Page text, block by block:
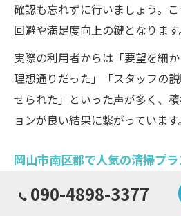
確認も忘れずに行いましょう。
回避や満足度向上の鍵となります
実際の利用者からは「要望を細
理想通りだった」「スタッフの
せられた」といった声が多く、
ョンが良い結果に繋がっています。
岡山市南区郡で人気の清掃プ
プラン名 利用シーン
090-4898-3377